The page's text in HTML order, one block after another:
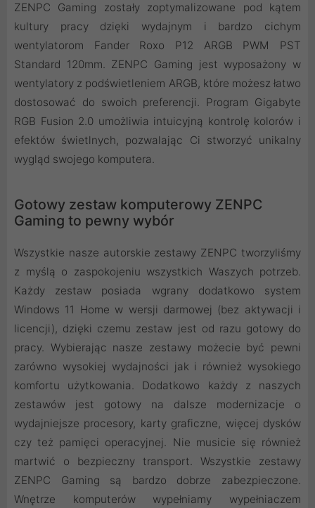
ZENPC Gaming zostały zoptymalizowane pod kątem
kultury pracy dzięki wydajnym i bardzo cichym
wentylatorom Fander Roxo P12 ARGB PWM PST
Standard 120mm. ZENPC Gaming jest wyposażony w
wentylatory z podświetleniem ARGB, które możesz łatwo
dostosować do swoich preferencji. Program Gigabyte
RGB Fusion 2.0 umożliwia intuicyjną kontrolę kolorów i
efektów świetlnych, pozwalając Ci stworzyć unikalny
wygląd swojego komputera.
Gotowy zestaw komputerowy ZENPC
Gaming to pewny wybór
Wszystkie nasze autorskie zestawy ZENPC tworzyliśmy
z myślą o zaspokojeniu wszystkich Waszych potrzeb.
Każdy zestaw posiada wgrany dodatkowo system
Windows 11 Home w wersji darmowej (bez aktywacji i
licencji), dzięki czemu zestaw jest od razu gotowy do
pracy. Wybierając nasze zestawy możecie być pewni
zarówno wysokiej wydajności jak i również wysokiego
komfortu użytkowania. Dodatkowo każdy z naszych
zestawów jest gotowy na dalsze modernizacje o
wydajniejsze procesory, karty graficzne, więcej dysków
czy też pamięci operacyjnej. Nie musicie się również
martwić o bezpieczny transport. Wszystkie zestawy
ZENPC Gaming są bardzo dobrze zabezpieczone.
Wnętrze komputerów wypełniamy wypełniaczem